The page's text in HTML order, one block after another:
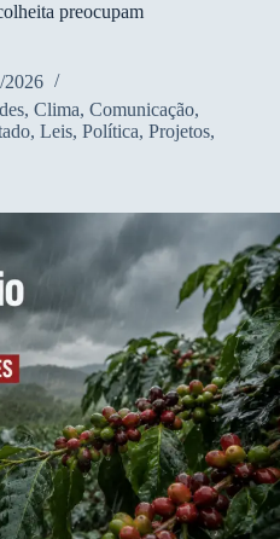
preocupam
2026
, Clima, Comunicação,
, Leis, Política, Projetos,